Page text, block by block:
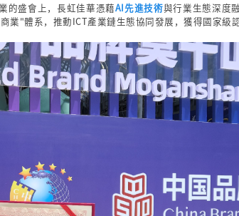
的盛會上，長虹佳華憑藉AI先進技術與行業生態深度
業"體系，推動ICT產業鏈生態協同發展，獲得國家級認